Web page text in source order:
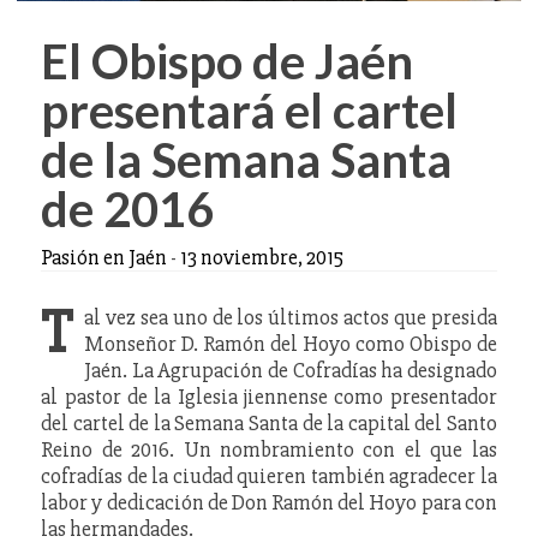
El Obispo de Jaén
presentará el cartel
de la Semana Santa
de 2016
Pasión en Jaén - 13 noviembre, 2015
T al vez sea uno de los últimos actos que presida
Monseñor D. Ramón del Hoyo como Obispo de
Jaén. La Agrupación de Cofradías ha designado
al pastor de la Iglesia jiennense como presentador
del cartel de la Semana Santa de la capital del Santo
Reino de 2016. Un nombramiento con el que las
cofradías de la ciudad quieren también agradecer la
labor y dedicación de Don Ramón del Hoyo para con
las hermandades.